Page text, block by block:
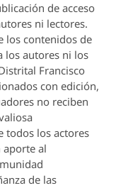
de acceso
ni lectores.
los contenidos de
los autores ni los
Francisco
con edición,
no reciben
todos los actores
al
de las